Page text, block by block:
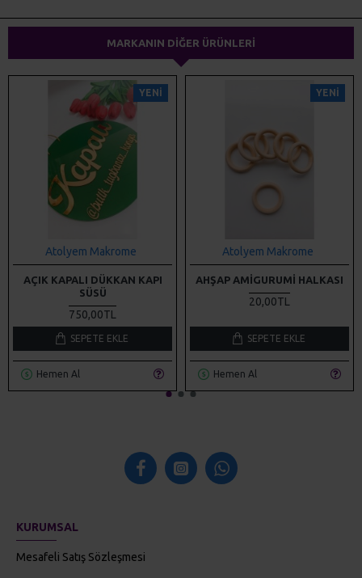
MARKANIN DIĞER ÜRÜNLERI
YENI
Atolyem Makrome
AÇIK KAPALI DÜKKAN KAPI
SÜSÜ
750,00TL
SEPETE EKLE
Hemen Al
YENI
Atolyem Makrome
AHŞAP AMIGURUMI HALKASI
20,00TL
SEPETE EKLE
Hemen Al
KURUMSAL
Mesafeli Satış Sözleşmesi